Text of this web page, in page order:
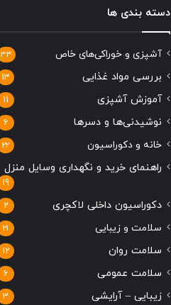
ل
دسته بندی ها
آشپزی و خوراکی‌های خاص 33
بررسی مواد غذایی 13
آموزش آشپزی 11
نوشیدنی‌ها و دسرها 6
خانه و دکوراسیون 22
راهنمای خرید و نگهداری وسایل منزل
19
دکوراسیون داخلی لاکچری 2
سلامت و زیبایی 21
سلامت روان 12
سلامت عمومی 6
زیبایی – آرایشی 3